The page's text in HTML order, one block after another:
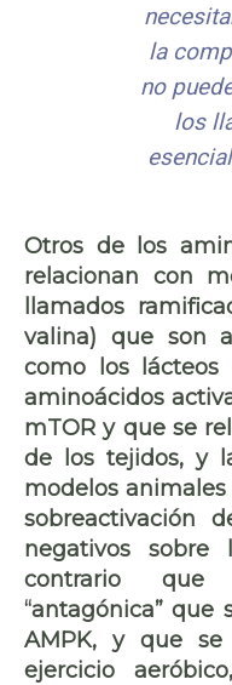
la
no
los
Otros de los
relacionan con
llamados
valina) que son
como los
lácteos
aminoácidos
mTOR y que se
de los tejidos, y
modelos
sobreactivación
negativos
contrario
“antagónica” que
AMPK, y que
ejercicio